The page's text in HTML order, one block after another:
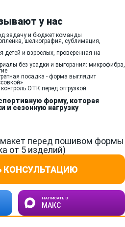
у нас
задачу и бюджет команды
шелкография, сублимация,
детей и взрослых, проверенная на
без усадки и выгорания: микрофибра,
посадка - форма выглядит
ОТК перед отгрузкой
форму, которая
сезонную нагрузку
перед пошивом формы
от 5 изделий)
КОНСУЛЬТАЦИЮ
НАПИСАТЬ В
МАКС